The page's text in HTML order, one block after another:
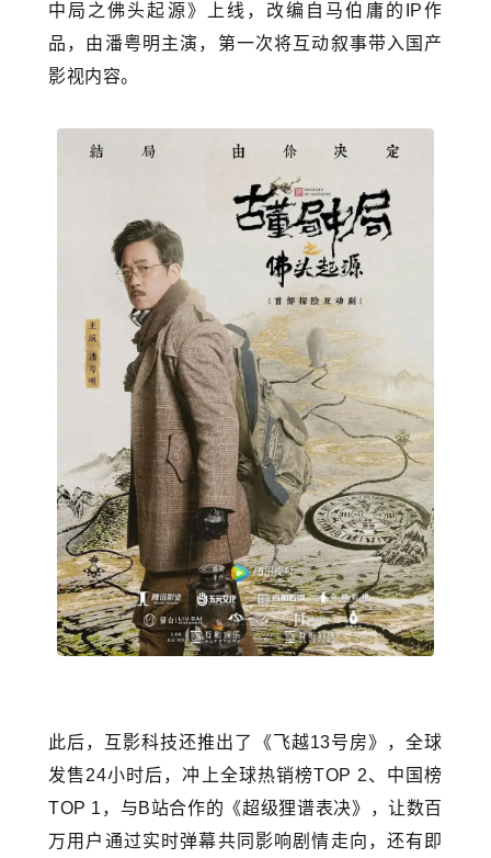
中局之佛头起源》上线，改编自马伯庸的IP作
品，由潘粤明主演，第一次将互动叙事带入国产
影视内容。
此后，互影科技还推出了《飞越13号房》，全球
发售24小时后，冲上全球热销榜TOP 2、中国榜
TOP 1，与B站合作的《超级狸谱表决》，让数百
万用户通过实时弹幕共同影响剧情走向，还有即